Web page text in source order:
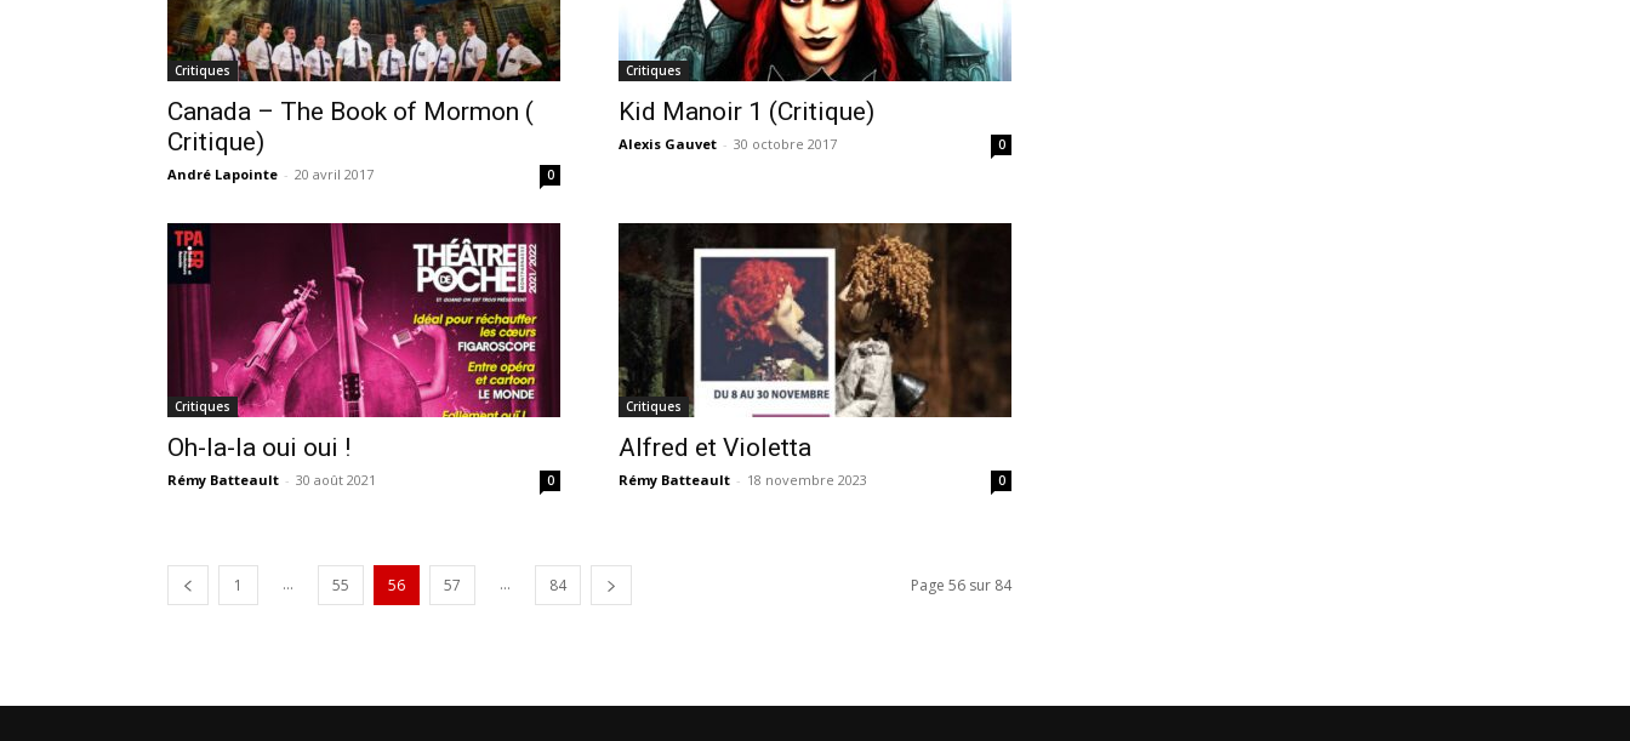
Critiques
Canada – The Book of Mormon (
Critique)
André Lapointe - 20 avril 2017 0
Critiques
Kid Manoir 1 (Critique)
Alexis Gauvet - 30 octobre 2017 0
Critiques
Oh-la-la oui oui !
Rémy Batteault - 30 août 2021 0
Critiques
Alfred et Violetta
Rémy Batteault - 18 novembre 2023 0
1 ... 55 56 57 ... 84 Page 56 sur 84